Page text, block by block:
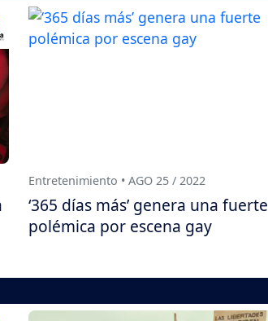
Entretenimiento • AGO 25 / 2022
‘365 días más’ genera una fuerte
polémica por escena gay